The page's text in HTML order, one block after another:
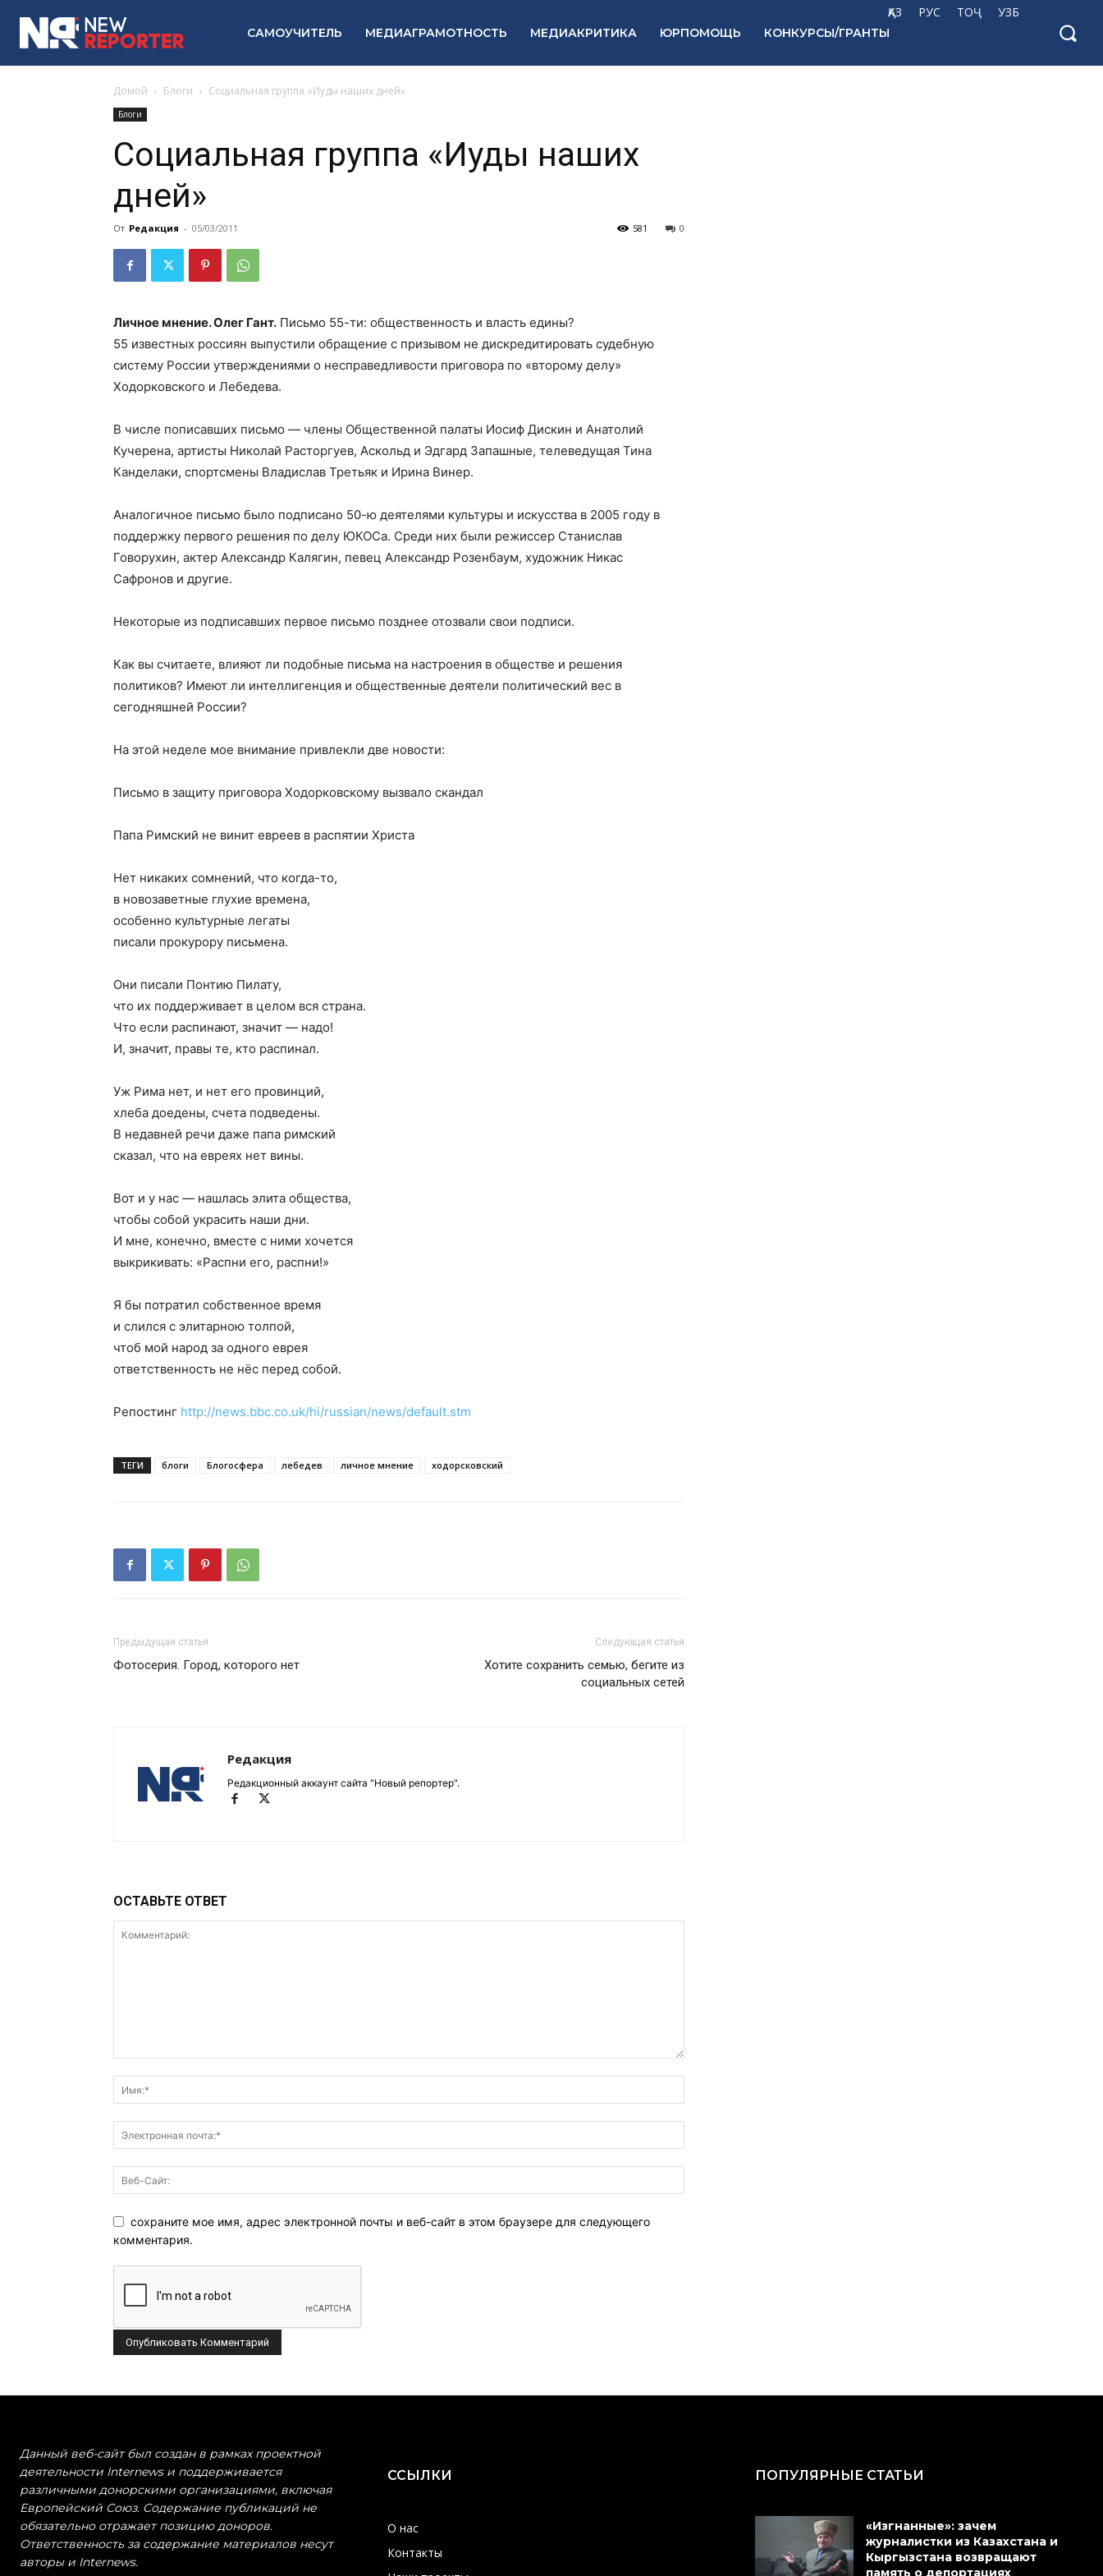
ҚАЗ РУС ТОҶ УЗБ
САМОУЧИТЕЛЬ МЕДИАГРАМОТНОСТЬ МЕДИАКРИТИКА ЮРПОМОЩЬ КОНКУРСЫ/ГРАНТЫ
Домой Блоги Социальная группа «Иуды наших дней»
Блоги
Социальная группа «Иуды наших
дней»
От Редакция - 05/03/2011 0
581
Личное мнение. Олег Гант. Письмо 55-ти: общественность и власть едины?
55 известных россиян выпустили обращение с призывом не дискредитировать судебную
систему России утверждениями о несправедливости приговора по «второму делу»
Ходорковского и Лебедева.
В числе пописавших письмо — члены Общественной палаты Иосиф Дискин и Анатолий
Кучерена, артисты Николай Расторгуев, Аскольд и Эдгард Запашные, телеведущая Тина
Канделаки, спортсмены Владислав Третьяк и Ирина Винер.
Аналогичное письмо было подписано 50-ю деятелями культуры и искусства в 2005 году в
поддержку первого решения по делу ЮКОСа. Среди них были режиссер Станислав
Говорухин, актер Александр Калягин, певец Александр Розенбаум, художник Никас
Сафронов и другие.
Некоторые из подписавших первое письмо позднее отозвали свои подписи.
Как вы считаете, влияют ли подобные письма на настроения в обществе и решения
политиков? Имеют ли интеллигенция и общественные деятели политический вес в
сегодняшней России?
На этой неделе мое внимание привлекли две новости:
Письмо в защиту приговора Ходорковскому вызвало скандал
Папа Римский не винит евреев в распятии Христа
Нет никаких сомнений, что когда-то,
в новозаветные глухие времена,
особенно культурные легаты
писали прокурору письмена.
Они писали Понтию Пилату,
что их поддерживает в целом вся страна.
Что если распинают, значит — надо!
И, значит, правы те, кто распинал.
Уж Рима нет, и нет его провинций,
хлеба доедены, счета подведены.
В недавней речи даже папа римский
сказал, что на евреях нет вины.
Вот и у нас — нашлась элита общества,
чтобы собой украсить наши дни.
И мне, конечно, вместе с ними хочется
выкрикивать: «Распни его, распни!»
Я бы потратил собственное время
и слился с элитарною толпой,
чтоб мой народ за одного еврея
ответственность не нёс перед собой.
Репостинг http://news.bbc.co.uk/hi/russian/news/default.stm
ТЕГИ блоги Блогосфера лебедев личное мнение ходорсковский
Предыдущая статья
Фотосерия. Город, которого нет
Следующая статья
Хотите сохранить семью, бегите из
социальных сетей
Редакция
Редакционный аккаунт сайта "Новый репортер".
ОСТАВЬТЕ ОТВЕТ
сохраните мое имя, адрес электронной почты и веб-сайт в этом браузере для следующего
комментария.
Данный веб-сайт был создан в рамках проектной
деятельности Internews и поддерживается
различными донорскими организациями, включая
Европейский Союз. Содержание публикаций не
обязательно отражает позицию доноров.
Ответственность за содержание материалов несут
авторы и Internews.
ССЫЛКИ
О нас
Контакты
ПОПУЛЯРНЫЕ СТАТЬИ
«Изгнанные»: зачем
журналистки из Казахстана и
Кыргызстана возвращают
память о депортациях